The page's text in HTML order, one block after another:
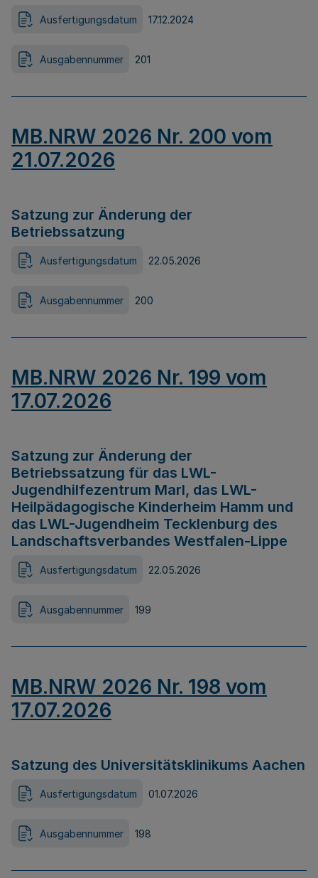
Ausfertigungsdatum 17.12.2024
Ausgabennummer 201
MB.NRW 2026 Nr. 200 vom
21.07.2026
Satzung zur Änderung der
Betriebssatzung
Ausfertigungsdatum 22.05.2026
Ausgabennummer 200
MB.NRW 2026 Nr. 199 vom
17.07.2026
Satzung zur Änderung der
Betriebssatzung für das LWL-
Jugendhilfezentrum Marl, das LWL-
Heilpädagogische Kinderheim Hamm und
das LWL-Jugendheim Tecklenburg des
Landschaftsverbandes Westfalen-Lippe
Ausfertigungsdatum 22.05.2026
Ausgabennummer 199
MB.NRW 2026 Nr. 198 vom
17.07.2026
Satzung des Universitätsklinikums Aachen
Ausfertigungsdatum 01.07.2026
Ausgabennummer 198